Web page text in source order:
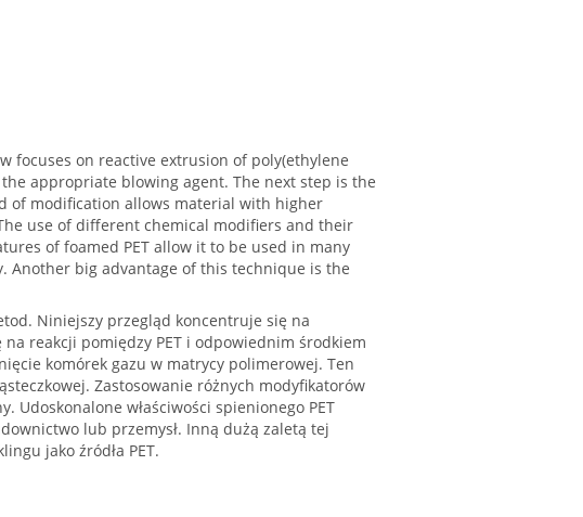
focuses on reactive extrusion of poly(ethylene
appropriate blowing agent. The next step is the
of modification allows material with higher
use of different chemical modifiers and their
of foamed PET allow it to be used in many
big advantage of this technique is the
Niniejszy przegląd koncentruje się na
reakcji pomiędzy PET i odpowiednim środkiem
komórek gazu w matrycy polimerowej. Ten
Zastosowanie różnych modyfikatorów
Udoskonalone właściwości spienionego PET
lub przemysł. Inną dużą zaletą tej
jako źródła PET.